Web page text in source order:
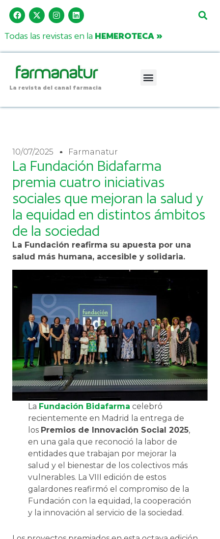
Todas las revistas en la HEMEROTECA »
La revista del canal farmacia
10/07/2025 Farmanatur
La Fundación Bidafarma
premia cuatro iniciativas
sociales que mejoran la salud y
la equidad en distintos ámbitos
de la sociedad
La Fundación reafirma su apuesta por una
salud más humana, accesible y solidaria.
La Fundación Bidafarma celebró
recientemente en Madrid la entrega de
los Premios de Innovación Social 2025,
en una gala que reconoció la labor de
entidades que trabajan por mejorar la
salud y el bienestar de los colectivos más
vulnerables. La VIII edición de estos
galardones reafirmó el compromiso de la
Fundación con la equidad, la cooperación
y la innovación al servicio de la sociedad.